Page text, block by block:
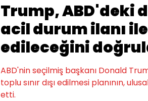
Trump, ABD'deki
acil durum ilanı ile
edileceğini
ABD'nin seçilmiş başkanı Donald
toplu sınır dışı edilmesi planının,
etti.